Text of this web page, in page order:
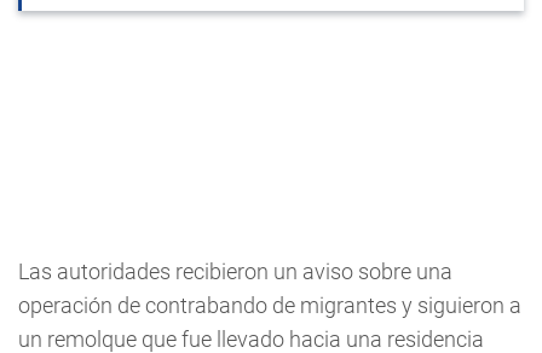
Las autoridades recibieron un aviso sobre una
operación de contrabando de migrantes y siguieron a
un remolque que fue llevado hacia una residencia